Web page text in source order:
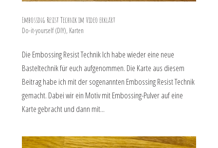
Embossing Resist Technik im Video erklärt
Do-it-yourself (DIY), Karten
Die Embossing Resist Technik Ich habe wieder eine neue
Basteltechnik für euch aufgenommen. Die Karte aus diesem
Beitrag habe ich mit der sogenannten Embossing Resist Technik
gemacht. Dabei wir ein Motiv mit Embossing-Pulver auf eine
Karte gebracht und dann mit...